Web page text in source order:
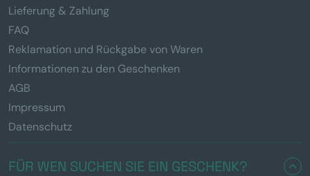
Lieferung & Zahlung
FAQ
Reklamation und Rückgabe von Waren
Informationen zu den Geschenken
AGB
Impressum
Datenschutz
FÜR WEN SUCHEN SIE EIN GESCHENK?